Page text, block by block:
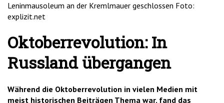
Leninmausoleum an der Kremlmauer geschlossen Foto:
explizit.net
Oktoberrevolution: In
Russland übergangen
Während die Oktoberrevolution in vielen Medien mit
meist historischen Beiträgen Thema war, fand das